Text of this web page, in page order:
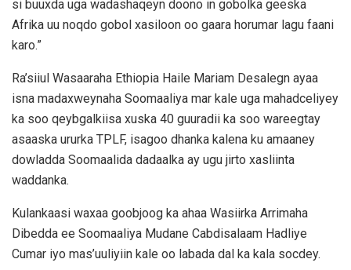
si buuxda uga wadashaqeyn doono in gobolka geeska
Afrika uu noqdo gobol xasiloon oo gaara horumar lagu faani
karo.”
Ra’siiul Wasaaraha Ethiopia Haile Mariam Desalegn ayaa
isna madaxweynaha Soomaaliya mar kale uga mahadceliyey
ka soo qeybgalkiisa xuska 40 guuradii ka soo wareegtay
asaaska ururka TPLF, isagoo dhanka kalena ku amaaney
dowladda Soomaalida dadaalka ay ugu jirto xasliinta
waddanka.
Kulankaasi waxaa goobjoog ka ahaa Wasiirka Arrimaha
Dibedda ee Soomaaliya Mudane Cabdisalaam Hadliye
Cumar iyo mas’uuliyiin kale oo labada dal ka kala socdey.